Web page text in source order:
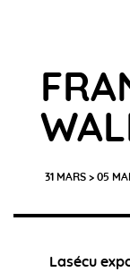
31 MARS > 05
Lasécu